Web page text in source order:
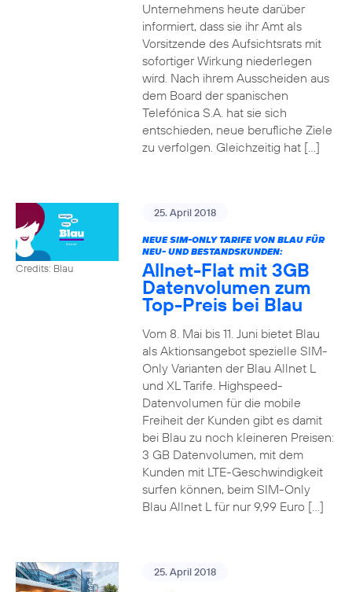
Unternehmens heute darüber
informiert, dass sie ihr Amt als
Vorsitzende des Aufsichtsrats mit
sofortiger Wirkung niederlegen
wird. Nach ihrem Ausscheiden aus
dem Board der spanischen
Telefónica S.A. hat sie sich
entschieden, neue berufliche Ziele
zu verfolgen. Gleichzeitig hat […]
Credits: Blau
25. April 2018
NEUE SIM-ONLY TARIFE VON BLAU FÜR
NEU- UND BESTANDSKUNDEN:
Allnet-Flat mit 3GB
Datenvolumen zum
Top-Preis bei Blau
Vom 8. Mai bis 11. Juni bietet Blau
als Aktionsangebot spezielle SIM-
Only Varianten der Blau Allnet L
und XL Tarife. Highspeed-
Datenvolumen für die mobile
Freiheit der Kunden gibt es damit
bei Blau zu noch kleineren Preisen:
3 GB Datenvolumen, mit dem
Kunden mit LTE-Geschwindigkeit
surfen können, beim SIM-Only
Blau Allnet L für nur 9,99 Euro […]
25. April 2018